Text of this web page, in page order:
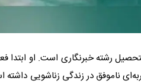
در اصفهان، مجری و فارغ‌التحصیل رشته
ناموفق در زندگی زناشویی